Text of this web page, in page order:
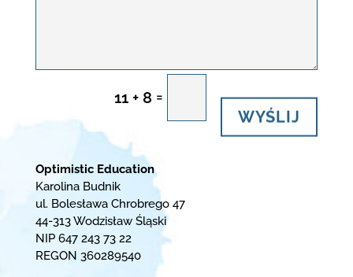
11 + 8 =
WYŚLIJ
Optimistic Education
Karolina Budnik
ul. Bolesława Chrobrego 47
44-313 Wodzisław Śląski
NIP 647 243 73 22
REGON 360289540